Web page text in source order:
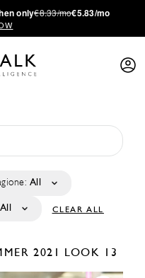
only€8.33/mo€5.83/mo
All
All CLEAR ALL
2021 LOOK 13